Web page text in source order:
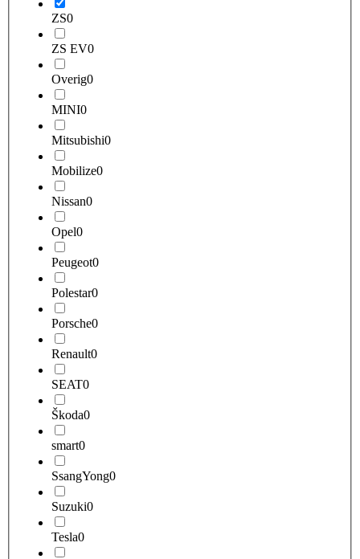
ZS0
ZS EV0
Overig0
MINI0
Mitsubishi0
Mobilize0
Nissan0
Opel0
Peugeot0
Polestar0
Porsche0
Renault0
SEAT0
Škoda0
smart0
SsangYong0
Suzuki0
Tesla0